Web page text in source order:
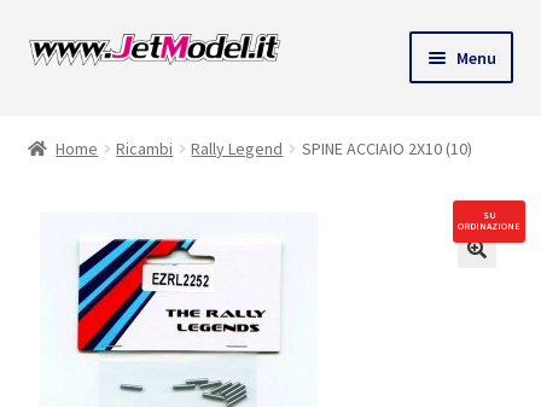
Vai
alla
Vai
Menu
Home Ricambi Rally Legend SPINE ACCIAIO 2X10 (10)
SU
ORDINAZIONE